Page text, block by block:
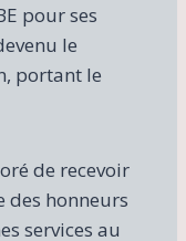
pour ses
le
portant le
de recevoir
des honneurs
services au